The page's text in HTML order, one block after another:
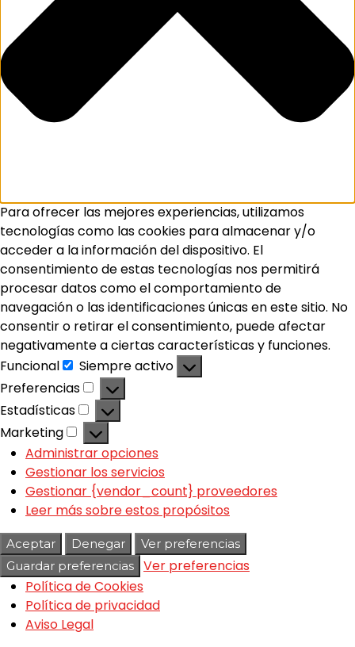
Para ofrecer las mejores experiencias, utilizamos
tecnologías como las cookies para almacenar y/o
acceder a la información del dispositivo. El
consentimiento de estas tecnologías nos permitirá
procesar datos como el comportamiento de
navegación o las identificaciones únicas en este sitio. No
consentir o retirar el consentimiento, puede afectar
negativamente a ciertas características y funciones.
Funcional
Siempre activo
Preferencias
Estadísticas
Marketing
Administrar opciones
Gestionar los servicios
Gestionar {vendor_count} proveedores
Leer más sobre estos propósitos
Aceptar Denegar
Ver preferencias
Guardar preferencias
Ver preferencias
Política de Cookies
Política de privacidad
Aviso Legal